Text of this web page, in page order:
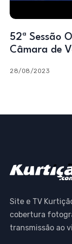
52ª Sessão
Câmara de
28/08/2023
Site e TV
cobertura
transmissão ao